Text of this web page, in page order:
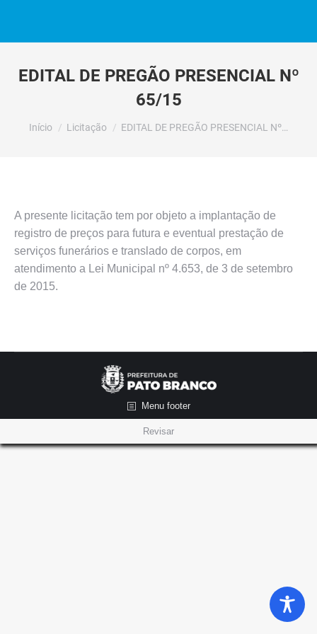
EDITAL DE PREGÃO PRESENCIAL Nº
65/15
Você está aqui:
Início Licitação EDITAL DE PREGÃO PRESENCIAL Nº…
A presente licitação tem por objeto a implantação de
registro de preços para futura e eventual prestação de
serviços funerários e translado de corpos, em
atendimento a Lei Municipal nº 4.653, de 3 de setembro
de 2015.
Menu footer
Revisar